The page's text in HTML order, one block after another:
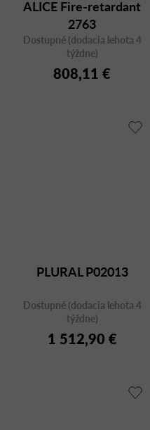
ALICE Fire-retardant
2763
Dostupné (dodacia lehota 4
týždne)
808,11 €
PLURAL P02013
Dostupné (dodacia lehota 4
týždne)
1 512,90 €